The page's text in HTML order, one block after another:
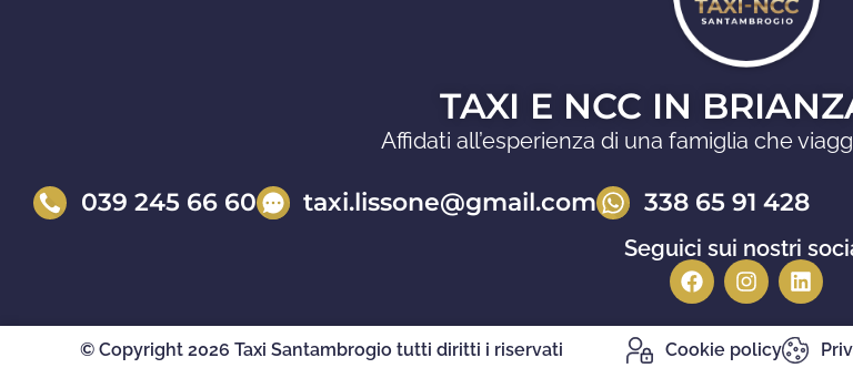
TAXI E NCC IN
Affidati all’esperienza di una famiglia che
039 245 66 60 taxi.lissone@gmail.com 338 65 91 428
Seguici sui nostri
© Copyright 2026 Taxi Santambrogio tutti diritti i riservati Cookie policy